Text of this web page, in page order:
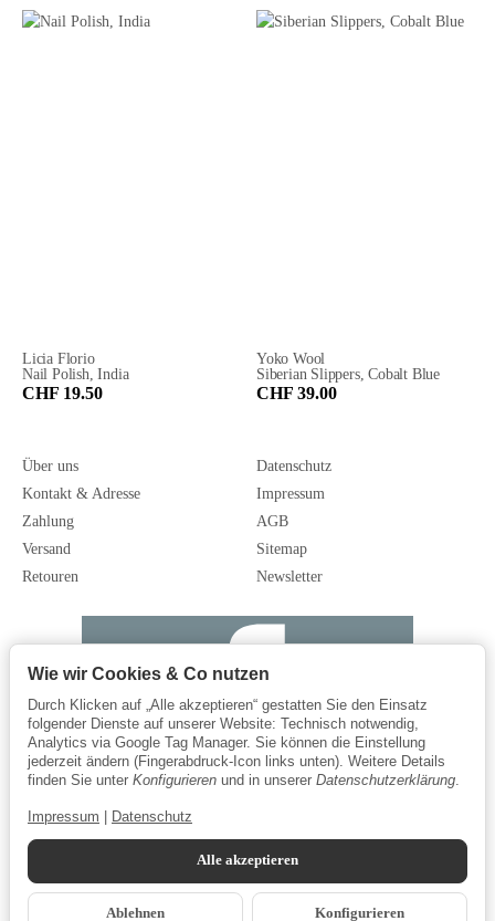
Licia Florio
Nail Polish, India
CHF 19.50
Yoko Wool
Siberian Slippers, Cobalt Blue
CHF 39.00
Über uns
Kontakt & Adresse
Zahlung
Versand
Retouren
Datenschutz
Impressum
AGB
Sitemap
Newsletter
Wie wir Cookies & Co nutzen
Durch Klicken auf „Alle akzeptieren“ gestatten Sie den Einsatz
folgender Dienste auf unserer Website: Technisch notwendig,
Analytics via Google Tag Manager. Sie können die Einstellung
jederzeit ändern (Fingerabdruck-Icon links unten). Weitere Details
finden Sie unter Konfigurieren und in unserer Datenschutzerklärung.
Impressum Datenschutz
Alle akzeptieren
Ablehnen Konfigurieren